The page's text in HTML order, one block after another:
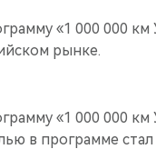
«1 000 000
рынке.
«1 000 000
в программе стал